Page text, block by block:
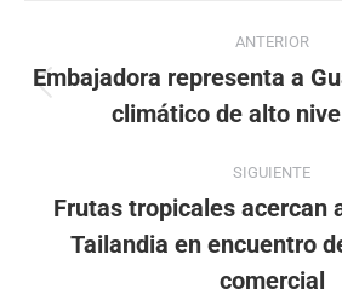
Navegación
entre
publicaciones
ANTERIOR
anterior:
Embajadora representa a
climático de alto
SIGUIENTE
siguiente:
Frutas tropicales acercan
Tailandia en encuentro
comercial